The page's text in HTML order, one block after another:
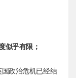
似乎有限；
政治危机已经结